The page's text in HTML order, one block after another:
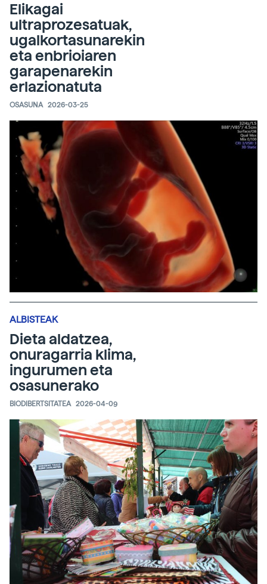
Elikagai
ultraprozesatuak,
ugalkortasunarekin
eta enbrioiaren
garapenarekin
erlazionatuta
OSASUNA 2026-03-25
ALBISTEAK
Dieta aldatzea,
onuragarria klima,
ingurumen eta
osasunerako
BIODIBERTSITATEA 2026-04-09